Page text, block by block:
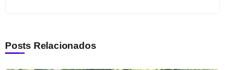
Posts Relacionados